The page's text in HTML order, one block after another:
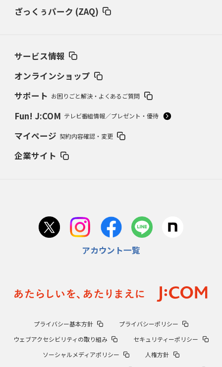
2024年8月22日(木)
渡辺・横浜vs尾藤・箕島 80年夏、意地の名将対決
2024年7月25日(木)
2024年6月27日(木)
「別格中の別格」池永正明の伝説 下関商63年春V、夏準Vの立役者
99年夏、桐生一、群馬県勢初優勝 エース正田樹、潰れた血豆で熱投
2023年12月28日(木)
ざっくぅパーク (ZAQ)
サービス情報
オンラインショップ
サポート お困りごと解決・よくあるご質問
Fun! J:COM テレビ番組情報／プレゼント・優待
マイページ 契約内容確認・変更
企業サイト
アカウント一覧
プライバシー基本方針
プライバシーポリシー
ウェブアクセシビリティの取り組み
セキュリティーポリシー
ソーシャルメディアポリシー
人権方針